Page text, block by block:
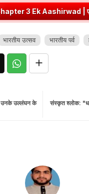
| एक आशीर्वाद कविता
भारतीय उत्सव भारतीय पर्व
संस्कृत श्लोक:
उनके उल्लंघन के